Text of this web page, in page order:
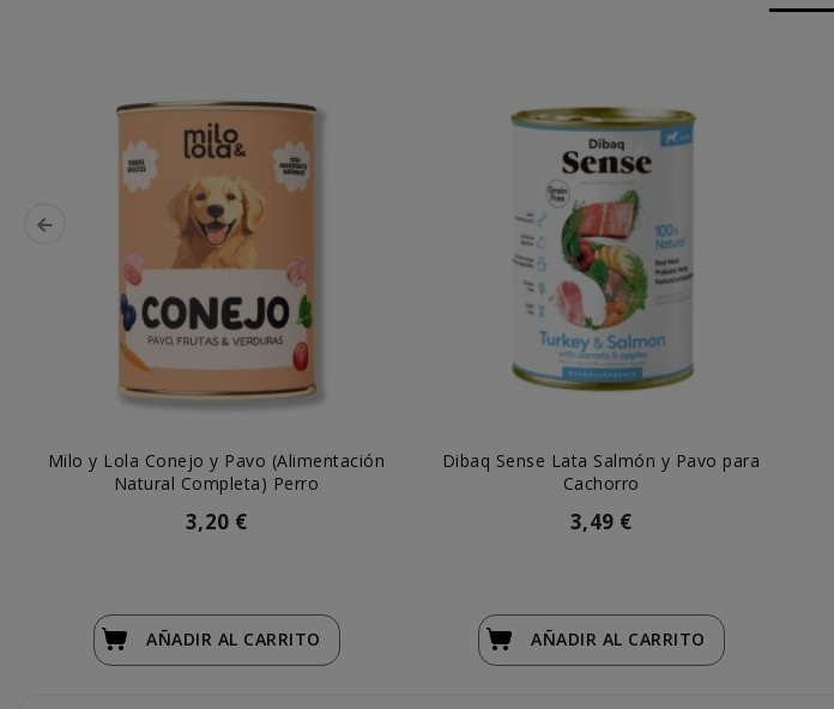
Milo y Lola Conejo y Pavo (Alimentación
Natural Completa) Perro
3,20 €
AÑADIR AL CARRITO
Dibaq Sense Lata Salmón y Pavo para
Cachorro
3,49 €
AÑADIR AL CARRITO